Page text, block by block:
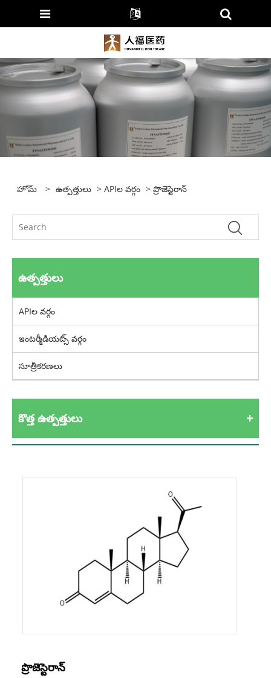
హోమ్ > ఉత్పత్తులు >APIల వర్గం > ప్రొజెస్టెరాన్
ఉత్పత్తులు
APIల వర్గం
ఇంటర్మీడియట్స్ వర్గం
సూత్రీకరణలు
కొత్త ఉత్పత్తులు
ప్రొజెస్టెరాన్